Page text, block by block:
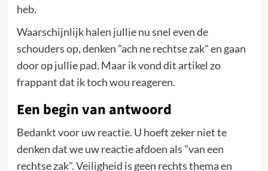
heb.
Waarschijnlijk halen jullie nu snel even de
schouders op, denken "ach ne rechtse zak" en gaan
door op jullie pad. Maar ik vond dit artikel zo
frappant dat ik toch wou reageren.
Een begin van antwoord
Bedankt voor uw reactie. U hoeft zeker niet te
denken dat we uw reactie afdoen als "van een
rechtse zak". Veiligheid is geen rechts thema en